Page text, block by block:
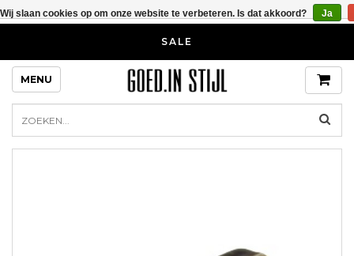
SALE
MENU
Wij slaan cookies op om onze website te verbeteren. Is dat akkoord? Ja